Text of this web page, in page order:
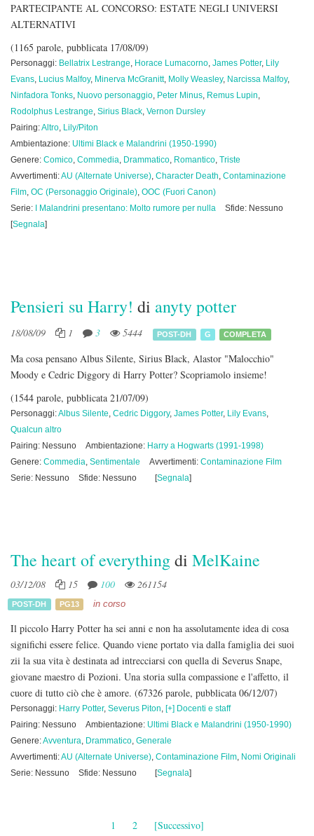
PARTECIPANTE AL CONCORSO: ESTATE NEGLI UNIVERSI
ALTERNATIVI
(1165 parole, pubblicata 17/08/09)
Personaggi: Bellatrix Lestrange, Horace Lumacorno, James Potter, Lily
Evans, Lucius Malfoy, Minerva McGranitt, Molly Weasley, Narcissa Malfoy,
Ninfadora Tonks, Nuovo personaggio, Peter Minus, Remus Lupin,
Rodolphus Lestrange, Sirius Black, Vernon Dursley
Pairing:Altro, Lily/Piton
Ambientazione: Ultimi Black e Malandrini (1950-1990)
Genere: Comico, Commedia, Drammatico, Romantico, Triste
Avvertimenti:AU (Alternate Universe), Character Death, Contaminazione
Film, OC (Personaggio Originale), OOC (Fuori Canon)
Serie:
I Malandrini presentano: Molto rumore per nulla
Sfide: Nessuno
[Segnala]
Pensieri su Harry! di anyty potter
18/08/09 1 3 5444 POST-DH G COMPLETA
Ma cosa pensano Albus Silente, Sirius Black, Alastor "Malocchio"
Moody e Cedric Diggory di Harry Potter? Scopriamolo insieme!
(1544 parole, pubblicata 21/07/09)
Personaggi:Albus Silente, Cedric Diggory, James Potter, Lily Evans,
Qualcun altro
Pairing: Nessuno
Ambientazione: Harry a Hogwarts (1991-1998)
Genere: Commedia, Sentimentale Avvertimenti: Contaminazione Film
Serie: Nessuno
Sfide: Nessuno [Segnala]
The heart of everythingdi MelKaine
03/12/08 15 100 261154
POST-DH PG13 in corso
Il piccolo Harry Potter ha sei anni e non ha assolutamente idea di cosa
significhi essere felice. Quando viene portato via dalla famiglia dei suoi
zii la sua vita è destinata ad intrecciarsi con quella di Severus Snape,
giovane maestro di Pozioni. Una storia sulla compassione e l'affetto, il
cuore di tutto ciò che è amore. (67326 parole, pubblicata 06/12/07)
Personaggi: Harry Potter, Severus Piton, [+] Docenti e staff
Pairing: Nessuno
Ambientazione: Ultimi Black e Malandrini (1950-1990)
Genere:Avventura, Drammatico, Generale
Avvertimenti:AU (Alternate Universe), Contaminazione Film, Nomi Originali
Serie: Nessuno
Sfide: Nessuno [Segnala]
1 2 [Successivo]